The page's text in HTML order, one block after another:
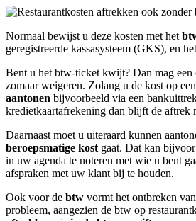
Normaal bewijst u deze kosten met het
geregistreerde kassasysteem (GKS), en het
Bent u het btw-ticket kwijt? Dan mag een
zomaar weigeren. Zolang u de kost op een
aantonen bijvoorbeeld via een
kredietkaartafrekening dan blijft de aftrek
Daarnaast moet u uiteraard kunnen
beroepsmatige kost gaat. Dat kan
in uw agenda te noteren met wie u bent
afspraken met uw klant bij te houden.
Ook voor de btw vormt het ontbreken
probleem, aangezien de btw op